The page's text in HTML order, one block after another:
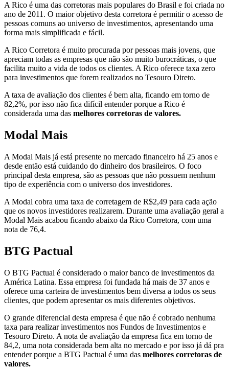
A Rico é uma das corretoras mais populares do Brasil e foi criada no
ano de 2011. O maior objetivo desta corretora é permitir o acesso de
pessoas comuns ao universo de investimentos, apresentando uma
forma mais simplificada e fácil.
A Rico Corretora é muito procurada por pessoas mais jovens, que
apreciam todas as empresas que não são muito burocráticas, o que
facilita muito a vida de todos os clientes. A Rico oferece taxa zero
para investimentos que forem realizados no Tesouro Direto.
A taxa de avaliação dos clientes é bem alta, ficando em torno de
82,2%, por isso não fica difícil entender porque a Rico é
considerada uma das melhores corretoras de valores.
Modal Mais
A Modal Mais já está presente no mercado financeiro há 25 anos e
desde então está cuidando do dinheiro dos brasileiros. O foco
principal desta empresa, são as pessoas que não possuem nenhum
tipo de experiência com o universo dos investidores.
A Modal cobra uma taxa de corretagem de R$2,49 para cada ação
que os novos investidores realizarem. Durante uma avaliação geral a
Modal Mais acabou ficando abaixo da Rico Corretora, com uma
nota de 76,4.
BTG Pactual
O BTG Pactual é considerado o maior banco de investimentos da
América Latina. Essa empresa foi fundada há mais de 37 anos e
oferece uma carteira de investimentos bem diversa a todos os seus
clientes, que podem apresentar os mais diferentes objetivos.
O grande diferencial desta empresa é que não é cobrado nenhuma
taxa para realizar investimentos nos Fundos de Investimentos e
Tesouro Direto. A nota de avaliação da empresa fica em torno de
84,2, uma nota considerada bem alta no mercado e por isso já dá pra
entender porque a BTG Pactual é uma das melhores corretoras de
valores.